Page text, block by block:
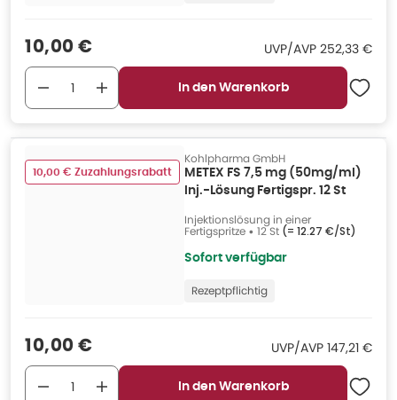
Verkaufspreis
10,00 € UVP/AVP UVP/AVP:
252,33 €
In den Warenkorb
10,00 € Zuzahlungsrabatt
Kohlpharma GmbH
METEX FS 7,5 mg (50mg/ml)
Inj.-Lösung Fertigspr. 12 St
Injektionslösung in einer
Fertigspritze • 12 St (= 12.27 €/St)
Sofort verfügbar
Rezeptpflichtig
Verkaufspreis
10,00 € UVP/AVP UVP/AVP
147,21 €
In den Warenkorb